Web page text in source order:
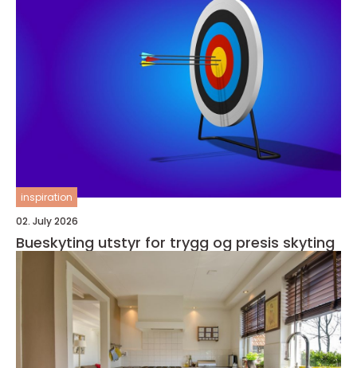
inspiration
02. July 2026
Bueskyting utstyr for trygg og presis skyting